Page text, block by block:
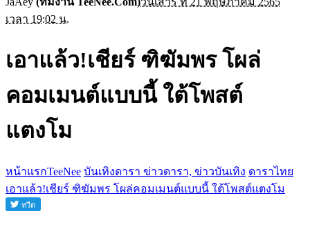
เวลา 19:02 น.
เอาแล้ว!เชียร์ ฑิฆัมพร โผล่
คอมเมนต์แบบนี้ ใต้โพสต์
แตงโม
หน้าแรกTeeNee บันเทิงดารา ข่าวดารา, ข่าวบันเทิง ดาราไทย
เอาแล้ว!เชียร์ ฑิฆัมพร โผล่คอมเมนต์แบบนี้ ใต้โพสต์แตงโม